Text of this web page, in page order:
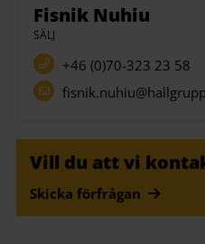
Fisnik Nuhiu
SÄLJ
+46 (0)70-323 23 58
Vill du att vi
Skicka förfrågan